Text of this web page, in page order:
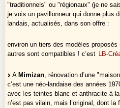
"traditionnels" ou "régionaux" (je ne
je vois un pavillonneur qui donne plus
landais, actualisés, dans son offre :
environ un tiers des modèles proposés
autres sont compatibles ! c’est
LB-
A Mimizan , rénovation d’une
c’est une néo-landaise des années
avec les teintes blanc et anthracite à
n’est pas vilain, mais l’original, dont